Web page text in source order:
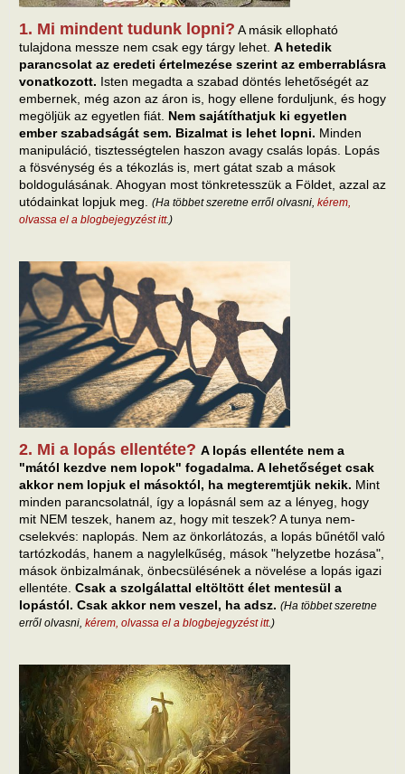
1. Mi mindent tudunk lopni? A másik ellopható
tulajdona messze nem csak egy tárgy lehet. A hetedik
parancsolat az eredeti értelmezése szerint az emberrablásra
vonatkozott. Isten megadta a szabad döntés lehetőségét az
embernek, még azon az áron is, hogy ellene forduljunk, és hogy
megöljük az egyetlen fiát. Nem sajátíthatjuk ki egyetlen
ember szabadságát sem. Bizalmat is lehet lopni. Minden
manipuláció, tisztességtelen haszon avagy csalás lopás. Lopás
a fösvénység és a tékozlás is, mert gátat szab a mások
boldogulásának. Ahogyan most tönkretesszük a Földet, azzal az
utódainkat lopjuk meg. (Ha többet szeretne erről olvasni, kérem,
olvassa el a blogbejegyzést itt.)
2. Mi a lopás ellentéte? A lopás ellentéte nem a
"mától kezdve nem lopok" fogadalma. A lehetőséget csak
akkor nem lopjuk el másoktól, ha megteremtjük nekik. Mint
minden parancsolatnál, így a lopásnál sem az a lényeg, hogy
mit NEM teszek, hanem az, hogy mit teszek? A tunya nem-
cselekvés: naplopás. Nem az önkorlátozás, a lopás bűnétől való
tartózkodás, hanem a nagylelkűség, mások "helyzetbe hozása",
mások önbizalmának, önbecsülésének a növelése a lopás igazi
ellentéte. Csak a szolgálattal eltöltött élet mentesül a
lopástól. Csak akkor nem veszel, ha adsz. (Ha többet szeretne
erről olvasni, kérem, olvassa el a blogbejegyzést itt.)